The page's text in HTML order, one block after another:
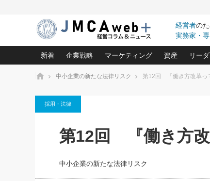
経営者の
実務家・
新着
がよいのでしょうか！
2026.08.7
FOOD & LIFE COMPANIES
企業戦略
中小企業の「１位づくり」戦略(96)
利益を最大化する「業務改善」横田尚哉氏(5)
強い会社を築く ビジネス・クリニック(240)
日本レーザー「人を大切にしながら利益を上
武器としてのM&A入門(3)
マーケティング
ロングセラーの玉手箱(9)
は(5)
最高の自分を表現する 成功イメ
資産
中国経済の最
事業承継の前
リー
ピョ
朝
ホーム 中小企業の新たな法律リスク 第12回 『働き方改革っ
採用・法律
第12回 『働き方改
中小企業の新たな法律リスク